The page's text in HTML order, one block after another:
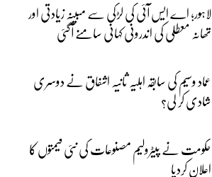
لاہور؛ اے ایس آئی کی لڑکی سے مبینہ زیادتی اور
تھانہ معطلی کی اندرونی کہانی سامنے آگئی
عماد وسیم کی سابقہ اہلیہ ثانیہ اشفاق نے دوسری
شادی کر لی؟
حکومت نے پیٹرولیم مصنوعات کی نئی قیمتوں کا
اعلان کردیا